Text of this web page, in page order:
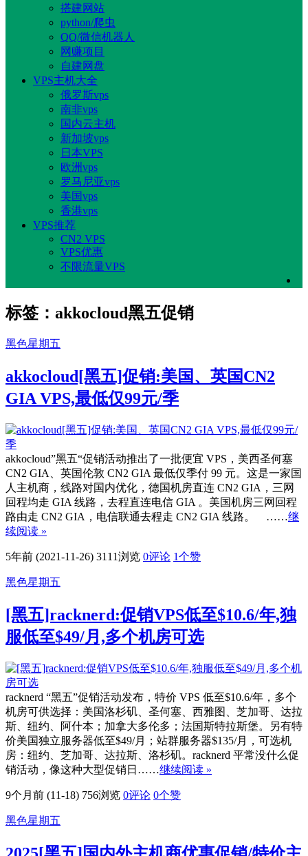
搭建网站
python/爬虫
QQ/微信机器人
网赚项目
自建网盘
VPS主机大全
俄罗斯vps
南非vps
国内云主机
新加坡vps
日本VPS
欧洲vps
罗马尼亚vps
美国vps
香港vps
VPS推荐
CN2 VPS
VPS优惠
不限流量VPS
标签：akkocloud黑五促销
黑色星期五
akkocloud[黑五]促销:美国、英国CN2
GIA VPS,最低仅99元/季
akkocloud”黑五“促销活动推出了一批便宜 VPS，美西圣何塞
CN2 GIA、英国伦敦 CN2 GIA 最低仅季付 99 元。这是一家国
人主机商，线路对国内优化，德国机房直连 CN2 GIA，三网
回程均走 GIA 线路，去程直连电信 GIA 。美国机房三网回程
路由走 CN2 GIA，电信联通去程走 CN2 GIA 线路。 ……继
续阅读 »
5年前 (2021-11-26) 3111浏览 0评论 1个赞
黑色星期五
[黑五]racknerd:促销VPS低至$10.6/年,独
服低至$49/月,多个机房可选
racknerd “黑五”促销活动发布，特价 VPS 低至$10.6/年，多个
机房可供选择：美国洛杉矶、圣何塞、西雅图、芝加哥、达拉
斯、纽约、阿什本；加拿大多伦多；法国斯特拉斯堡。另有特
价美国独立服务器低至$49/月；站群服务器$135/月，可选机
房：纽约、芝加哥、达拉斯、洛杉矶。racknerd 平常没什么促
销活动，像这种大型促销日……继续阅读 »
9个月前 (11-18) 756浏览 0评论 0个赞
黑色星期五